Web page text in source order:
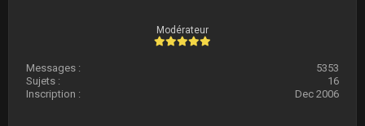
Modérateur
Messages :
5353
Sujets :
16
Inscription :
Dec 2006